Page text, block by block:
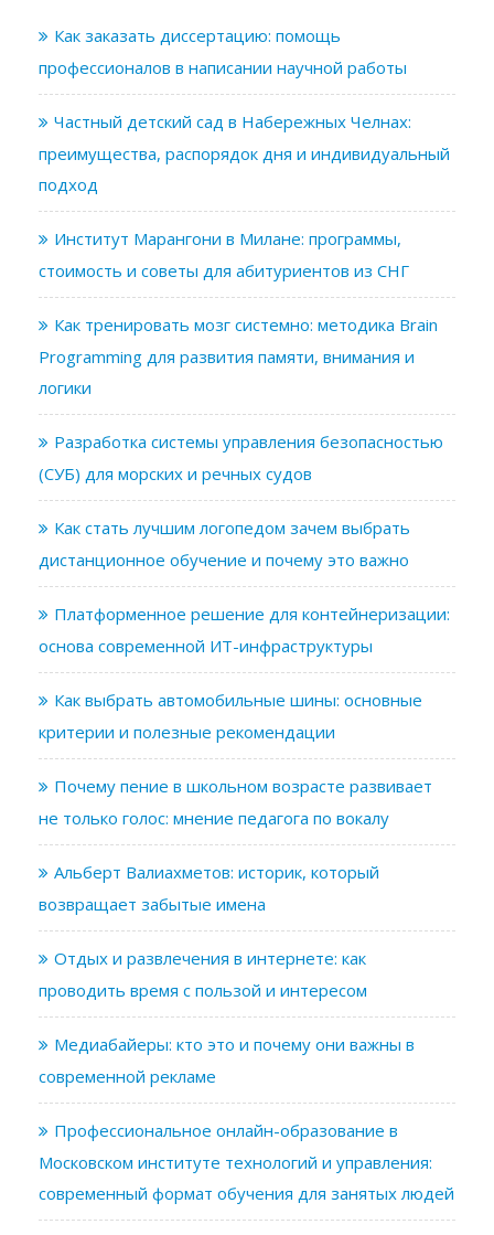
Как заказать диссертацию: помощь
профессионалов в написании научной работы
Частный детский сад в Набережных Челнах:
преимущества, распорядок дня и индивидуальный
подход
Институт Марангони в Милане: программы,
стоимость и советы для абитуриентов из СНГ
Как тренировать мозг системно: методика Brain
Programming для развития памяти, внимания и
логики
Разработка системы управления безопасностью
(СУБ) для морских и речных судов
Как стать лучшим логопедом зачем выбрать
дистанционное обучение и почему это важно
Платформенное решение для контейнеризации:
основа современной ИТ-инфраструктуры
Как выбрать автомобильные шины: основные
критерии и полезные рекомендации
Почему пение в школьном возрасте развивает
не только голос: мнение педагога по вокалу
Альберт Валиахметов: историк, который
возвращает забытые имена
Отдых и развлечения в интернете: как
проводить время с пользой и интересом
Медиабайеры: кто это и почему они важны в
современной рекламе
Профессиональное онлайн-образование в
Московском институте технологий и управления:
современный формат обучения для занятых людей